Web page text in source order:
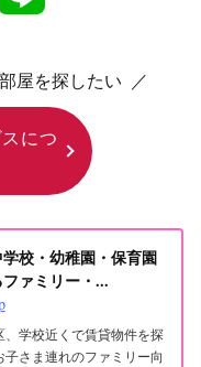
屋を探したい ／
につ
校・幼稚園・保育園
ァミリー・...
学校近くで賃貸物件を探
さま連れのファミリー向